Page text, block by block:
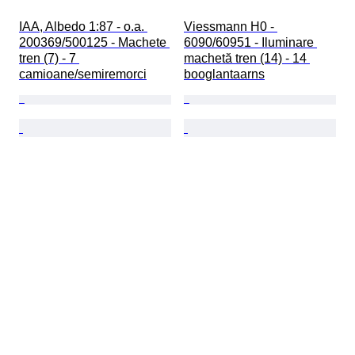
IAA, Albedo 1:87 - o.a.
200369/500125 - Machete
tren (7) - 7
camioane/semiremorci
Viessmann H0 -
6090/60951 - Iluminare
machetă tren (14) - 14
booglantaarns